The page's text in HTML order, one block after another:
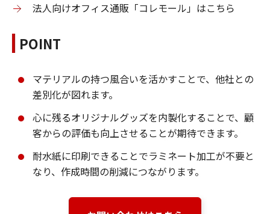
法人向けオフィス通販「コレモール」はこちら
POINT
マテリアルの持つ風合いを活かすことで、他社との
差別化が図れます。
心に残るオリジナルグッズを内製化することで、顧
客からの評価も向上させることが期待できます。
耐水紙に印刷できることでラミネート加工が不要と
なり、作成時間の削減につながります。